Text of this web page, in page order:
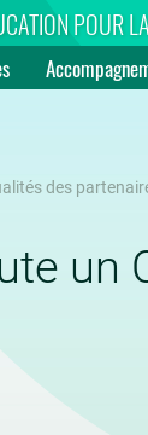
POUR
des
un